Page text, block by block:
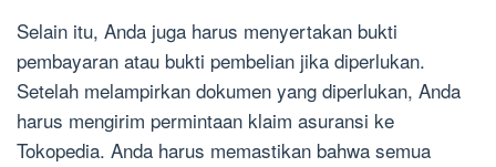
Selain itu, Anda juga harus menyertakan bukti
pembayaran atau bukti pembelian jika diperlukan.
Setelah melampirkan dokumen yang diperlukan, Anda
harus mengirim permintaan klaim asuransi ke
Tokopedia. Anda harus memastikan bahwa semua